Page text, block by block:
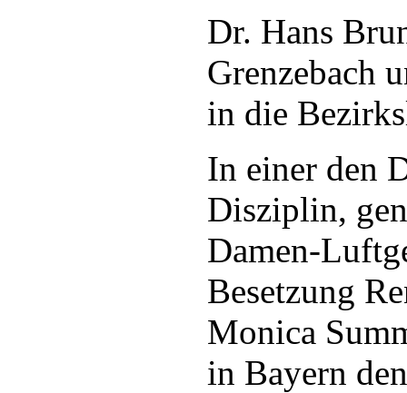
Dr. Hans
Grenzebach
in die
In einer den
Disziplin,
Damen-
Besetzung
Monica
in Bayern